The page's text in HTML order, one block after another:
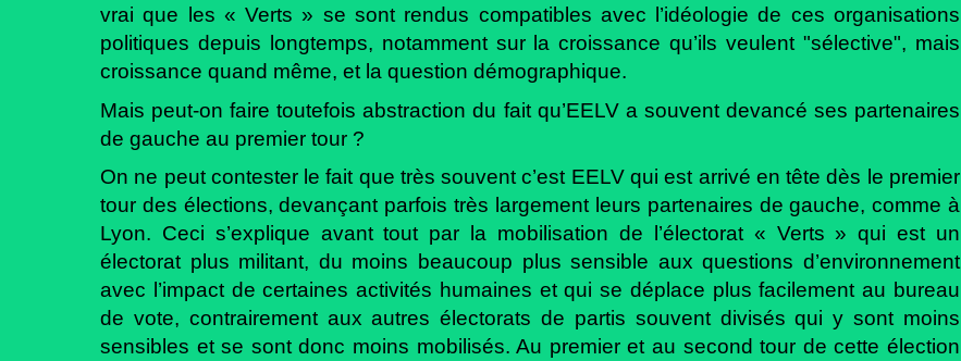
vrai que les « Verts » se sont rendus compatibles avec l’idéologie de ces organisations
politiques depuis longtemps, notamment sur la croissance qu’ils veulent "sélective", mais
croissance quand même, et la question démographique.
Mais peut-on faire toutefois abstraction du fait qu’EELV a souvent devancé ses partenaires
de gauche au premier tour ?
On ne peut contester le fait que très souvent c’est EELV qui est arrivé en tête dès le premier
tour des élections, devançant parfois très largement leurs partenaires de gauche, comme à
Lyon. Ceci s’explique avant tout par la mobilisation de l’électorat « Verts » qui est un
électorat plus militant, du moins beaucoup plus sensible aux questions d’environnement
avec l’impact de certaines activités humaines et qui se déplace plus facilement au bureau
de vote, contrairement aux autres électorats de partis souvent divisés qui y sont moins
sensibles et se sont donc moins mobilisés. Au premier et au second tour de cette élection